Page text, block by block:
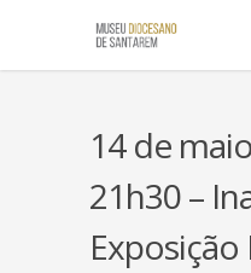
14 de
21h30 –
Exposição